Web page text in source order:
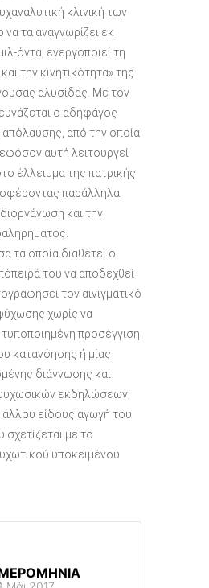
κλινική των
τα αναγνωρίζει εκ
όντα, ενεργοποιεί τη
την κινητικότητα» της
αλυσίδας. Με τον
ο αδηφάγος
από την οποία
αυτή λειτουργεί
έλλειμμα της πατρικής
παράλληλα
και την
τα οποία διαθέτει ο
του να αποδεχθεί
τον αινιγματικό
χωρίς να
προσέγγιση
κατανόησης ή μίας
διάγνωσης και
εκδηλώσεων;
άλλου είδους αγωγή του
με το
υποκειμένου